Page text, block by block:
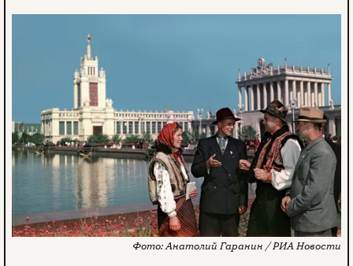
Анатолий Гаранин / РИА Новости